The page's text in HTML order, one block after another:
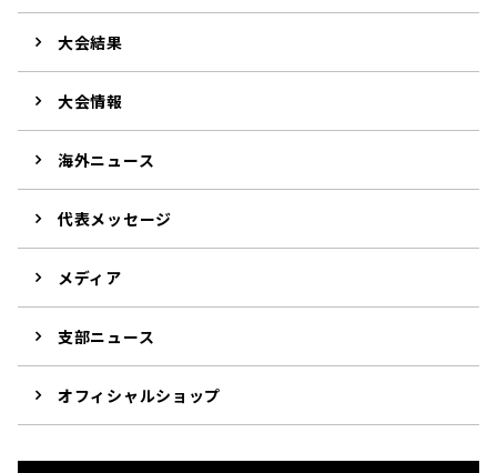
大会結果
大会情報
海外ニュース
代表メッセージ
メディア
支部ニュース
オフィシャルショップ